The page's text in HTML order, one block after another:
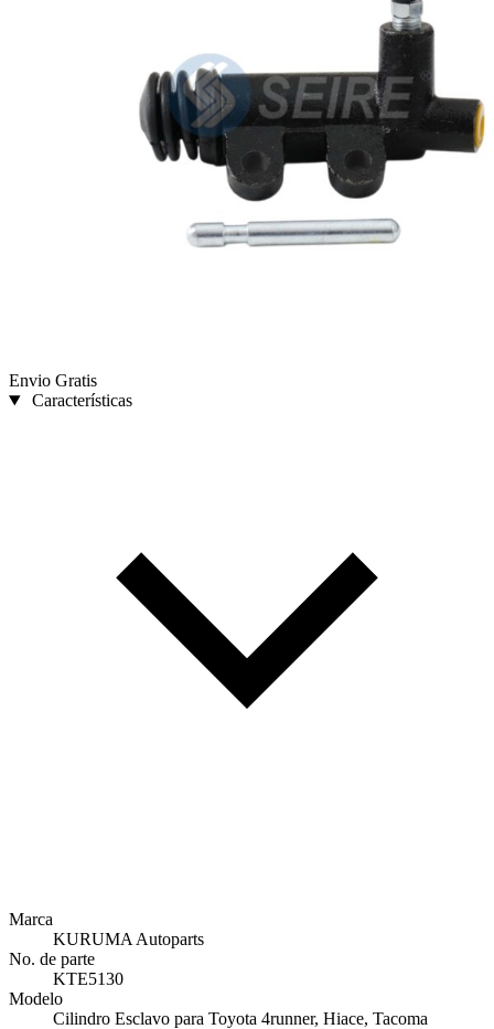
Envio Gratis
Características
Marca
KURUMA Autoparts
No. de parte
KTE5130
Modelo
Cilindro Esclavo para Toyota 4runner, Hiace, Tacoma